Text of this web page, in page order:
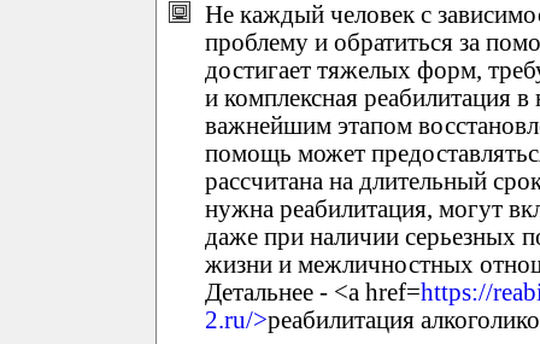
Не каждый человек с
проблему и обратиться за
достигает тяжелых форм,
и комплексная реабилитация
важнейшим этапом
помощь может
рассчитана на длительный
нужна реабилитация, могут
даже при наличии серьезных
жизни и межличностных
Детальнее - <a href=https://
2.ru/>реабилитация